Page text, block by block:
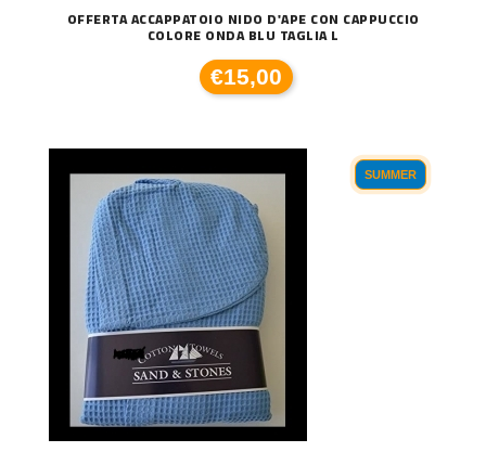
OFFERTA ACCAPPATOIO NIDO D'APE CON CAPPUCCIO
COLORE ONDA BLU TAGLIA L
€15,00
SUMMER